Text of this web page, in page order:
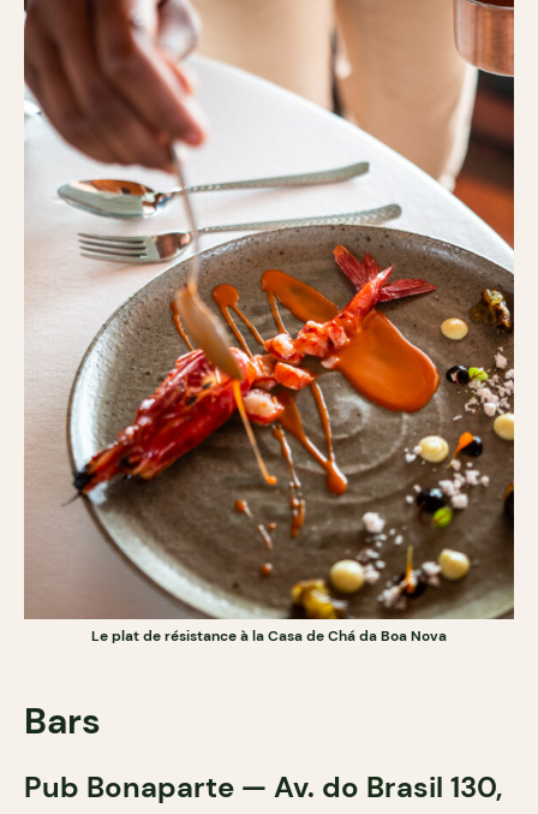
Le plat de résistance à la Casa de Chá da Boa Nova
Bars
Pub Bonaparte — Av. do Brasil 130,